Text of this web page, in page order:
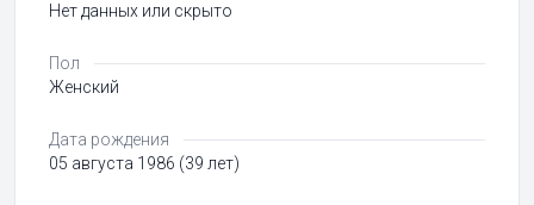
Нет данных или скрыто
Пол
Женский
Дата рождения
05 августа 1986 (39 лет)